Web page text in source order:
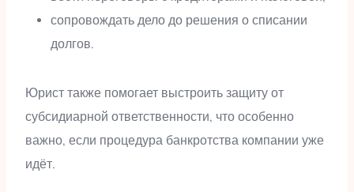
сопровождать дело до решения о списании
долгов.
Юрист также помогает выстроить защиту от
субсидиарной ответственности, что особенно
важно, если процедура банкротства компании уже
идёт.